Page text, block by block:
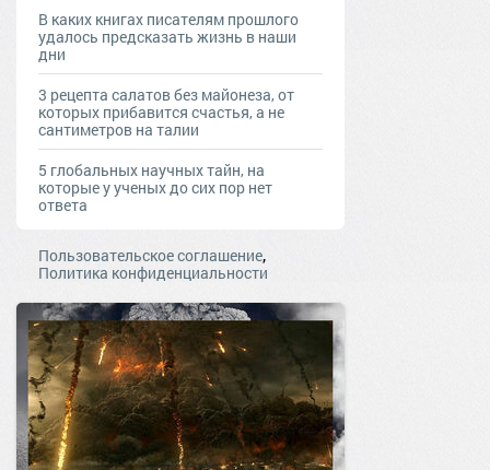
В каких книгах писателям прошлого
удалось предсказать жизнь в наши
дни
3 рецепта салатов без майонеза, от
которых прибавится счастья, а не
сантиметров на талии
5 глобальных научных тайн, на
которые у ученых до сих пор нет
ответа
Пользовательское соглашение,
Политика конфиденциальности